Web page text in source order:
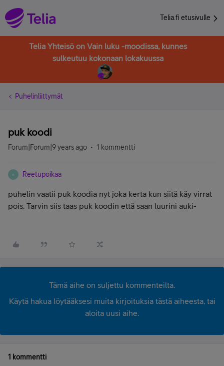
Telia.fi etusivulle
Telia Yhteisö on Vain luku -moodissa, kunnes
sulkeutuu kokonaan lokakuussa
Puhelinliittymät
puk koodi
Forum|Forum|9 years ago 1 kommentti
R Reetupoikaa
puhelin vaatii puk koodia nyt joka kerta kun siitä käy virrat
pois. Tarvin siis taas puk koodin että saan luurini auki-
Tämä aihe on suljettu kommenteilta.
Käytä hakua löytääksesi muita kirjoituksia tästä aiheesta, tai
aloita uusi aihe.
1 kommentti